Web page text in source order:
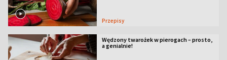
Przepisy
Wędzony twarożek w pierogach – prosto,
a genialnie!